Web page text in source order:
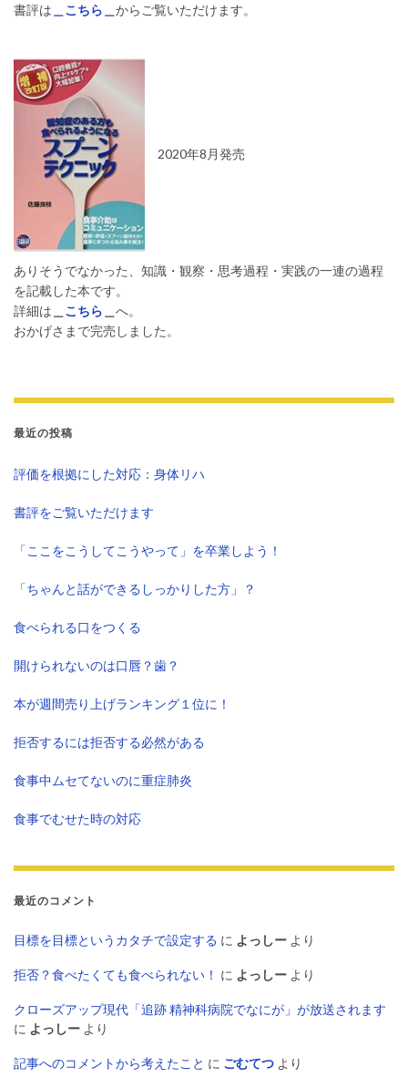
書評は ＿こちら＿ からご覧いただけます。
2020年8月発売
ありそうでなかった、知識・観察・思考過程・実践の一連の過程
を記載した本です。
詳細は
こちら
へ。
おかげさまで完売しました。
最近の投稿
評価を根拠にした対応：身体リハ
書評をご覧いただけます
「ここをこうしてこうやって」を卒業しよう！
「ちゃんと話ができるしっかりした方」？
食べられる口をつくる
開けられないのは口唇？歯？
本が週間売り上げランキング１位に！
拒否するには拒否する必然がある
食事中ムセてないのに重症肺炎
食事でむせた時の対応
最近のコメント
目標を目標というカタチで設定する に よっしー より
拒否？食べたくても食べられない！ に よっしー より
クローズアップ現代「追跡 精神科病院でなにが」が放送されます
に よっしー より
記事へのコメントから考えたこと に ごむてつ より